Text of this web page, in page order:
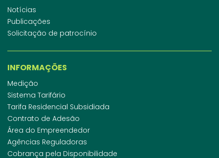
Notícias
Publicações
Solicitação de patrocínio
INFORMAÇÕES
Medição
Sistema Tarifário
Tarifa Residencial Subsidiada
Contrato de Adesão
Área do Empreendedor
Agências Reguladoras
Cobrança pela Disponibilidade